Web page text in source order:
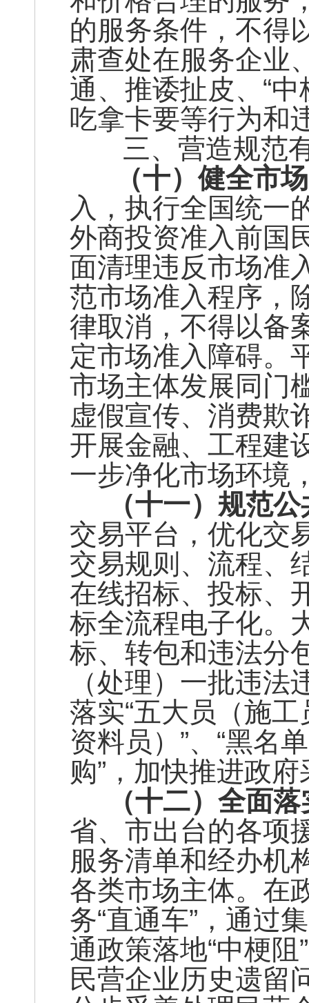
的服务条件，不得
肃查处在服务企业
通、推诿扯皮、“
吃拿卡要等行为和
三、营造规范有
（十）健全市场
入，执行全国统一
外商投资准入前国
面清理违反市场准
范市场准入程序，
律取消，不得以备
定市场准入障碍。
市场主体发展同门
虚假宣传、消费欺
开展金融、工程建
一步净化市场环境
（十一）规范公
交易平台，优化交
交易规则、流程、
在线招标、投标、
标全流程电子化。
标、转包和违法分
（处理）一批违
落实“五大员（施
资料员）”、“黑名
购”，加快推进政
（十二）全面落
省、市出台的各项
服务清单和经办机
各类市场主体。在
务“直通车”，通过
通政策落地“中梗
民营企业历史遗留